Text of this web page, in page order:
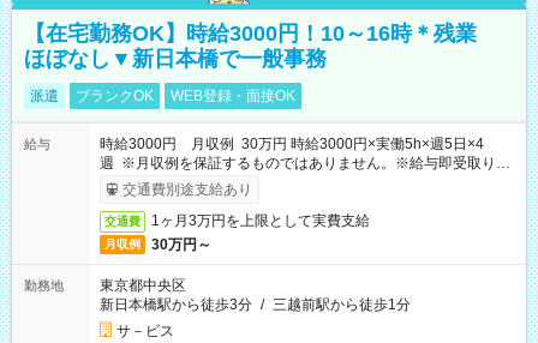
【在宅勤務OK】時給3000円！10～16時＊残業
ほぼなし▼新日本橋で一般事務
派遣 ブランクOK WEB登録・面接OK
給与
時給3000円 月収例 30万円 時給3000円×実働5h×週5日×4
週 ※月収例を保証するものではありません。※給与即受取りサ
ービス利用可（利用条件有）
交通費別途支給あり
交通費 1ヶ月3万円を上限として実費支給
月収例 30万円～
勤務地
東京都中央区
新日本橋駅から徒歩3分 / 三越前駅から徒歩1分
サ－ビス